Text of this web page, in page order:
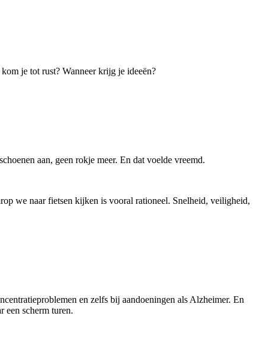
je tot rust? Wanneer krijg je ideeën?
aan, geen rokje meer. En dat voelde vreemd.
we naar fietsen kijken is vooral rationeel. Snelheid, veiligheid,
en zelfs bij aandoeningen als Alzheimer. En
een scherm turen.